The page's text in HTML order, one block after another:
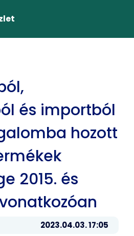
és importból
hozott
2015. és
2023.04.03. 17:05